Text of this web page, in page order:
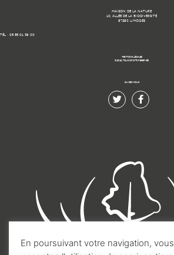
MAISON DE LA NATURE
10, ALLÉE DE LA BIODIVERSITÉ
87280 LIMOGES
TÉL : 05 55 01 39 00
MENTIONS LÉGALES
© 2021 TOUS DROITS RÉSERVÉS.
SUIVEZ-NOUS
En poursuivant votre navigation, vous